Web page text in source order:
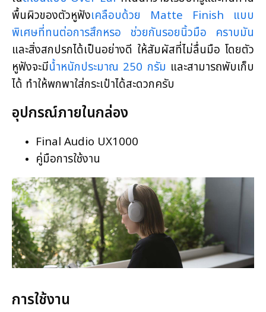
พื้นผิวของตัวหูฟังเคลือบด้วย Matte Finish แบบ
พิเศษที่ทนต่อการสึกหรอ ช่วยกันรอยนิ้วมือ คราบมัน
และสิ่งสกปรกได้เป็นอย่างดี ให้สัมผัสที่ไม่ลื่นมือ โดยตัว
หูฟังจะมีน้ำหนักประมาณ 250 กรัม และสามารถพับเก็บ
ได้ ทำให้พกพาใส่กระเป๋าได้สะดวกครับ
อุปกรณ์ภายในกล่อง
Final Audio UX1000
คู่มือการใช้งาน
การใช้งาน